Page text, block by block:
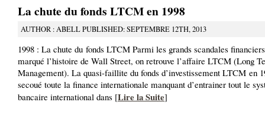
La chute du fonds LTCM en 1998
AUTHOR : ABELL PUBLISHED: SEPTEMBRE 12TH, 2013
1998 : La chute du fonds LTCM Parmi les grands scandales
marqué l’histoire de Wall Street, on retrouve l’affaire LTCM (Long
Management). La quasi-faillite du fonds d’investissement LTCM en
secoué toute la finance internationale manquant d’entrainer tout le
bancaire international dans [Lire la Suite]